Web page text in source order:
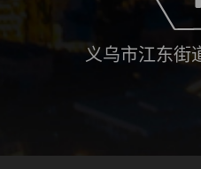
义乌市江东街